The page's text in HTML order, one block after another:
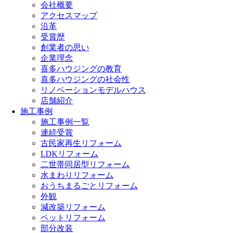
会社概要
アクセスマップ
沿革
受賞歴
創業者の思い
企業理念
喜多ハウジングの教育
喜多ハウジングの社会性
リノベーションモデルハウス
店舗紹介
施工事例
施工事例一覧
連続受賞
古民家再生リフォーム
LDKリフォーム
二世帯同居型リフォーム
水まわりリフォーム
おうちまるごとリフォーム
外観
減改築リフォーム
ペットリフォーム
部分改装